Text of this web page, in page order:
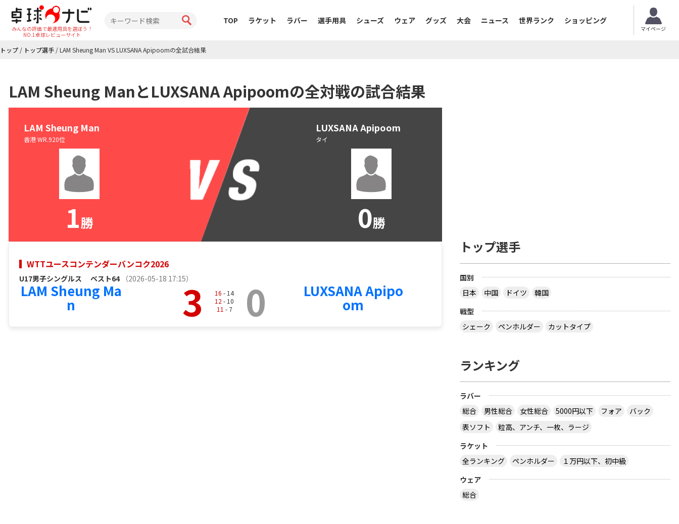
みんなの評価で最適用具を選ぼう！
NO.1卓球レビューサイト
TOP ラケット ラバー 選手用具 シューズ ウェア グッズ 大会 ニュース 世界ランク ショッピング
マイページ
トップ / トップ選手 /LAM Sheung Man VS LUXSANA Apipoomの全試合結果
LAM Sheung ManとLUXSANA Apipoomの全対戦の試合結果
LAM Sheung Man
香港 WR.920位
1勝
LUXSANA Apipoom
タイ
0勝
WTTユースコンテンダーバンコク2026
U17男子シングルス ベスト64 （2026-05-18 17:15）
LAM Sheung Ma
n 3 16 - 14
12 - 10
11 - 7 0 LUXSANA Apipo
om
トップ選手
国別
日本
中国 ドイツ
韓国
戦型
シェーク
ペンホルダー カットタイプ
ランキング
ラバー
総合
男性総合 女性総合 5000円以下 フォア
バック
表ソフト
粒高、アンチ、一枚、ラージ
ラケット
全ランキング
ペンホルダー
１万円以下、初中級
ウェア
総合